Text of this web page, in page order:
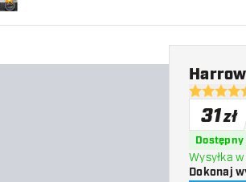
4.5
31zł
Dostępny
Wysyłka
Dokonaj